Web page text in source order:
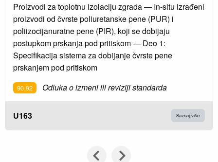
Proizvodi za toplotnu izolaciju zgrada — In-situ izrađeni
proizvodi od čvrste poliuretanske pene (PUR) i
poliizocijanuratne pene (PIR), koji se dobijaju
postupkom prskanja pod pritiskom — Deo 1:
Specifikacija sistema za dobijanje čvrste pene
prskanjem pod pritiskom
90.92 Odluka o izmeni ili reviziji standarda
U163 Saznaj više